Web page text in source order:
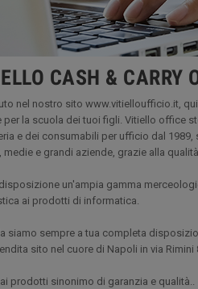
CASH & CARRY
nel nostro sito www.vitielloufficio.it,
per la scuola dei tuoi figli. Vitiello office
e dei consumabili per ufficio dal
medie e grandi aziende, grazie alla
un'ampia gamma
ai prodotti di informatica.
siamo sempre a tua completa
sito nel cuore di Napoli in via Rimini
prodotti sinonimo di garanzia e qualità..